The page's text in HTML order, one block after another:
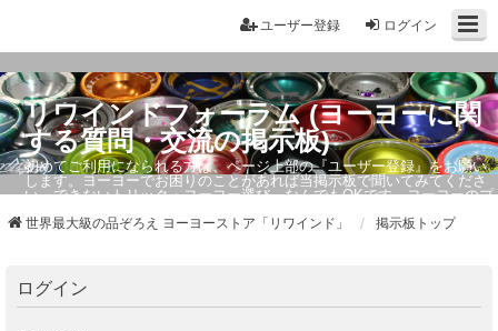
ログイン
ユーザー登録
リワインドフォーラム (ヨーヨーに関
する質問・交流の掲示板)
初めてご利用になられる方は、ページ上部の『ユーザー登録』をお願い
します。ヨーヨーでお困りのことがあれば当掲示板で聞いてみてくださ
い。できないトリック・ヨーヨー選び、なんでもOKです。ヨーヨーのプ
世界最大級の品ぞろえ ヨーヨーストア「リワインド」 掲示板トップ
ログイン